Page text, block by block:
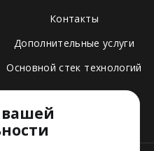
Контакты
Дополнительные услуги
Основной стек технологий